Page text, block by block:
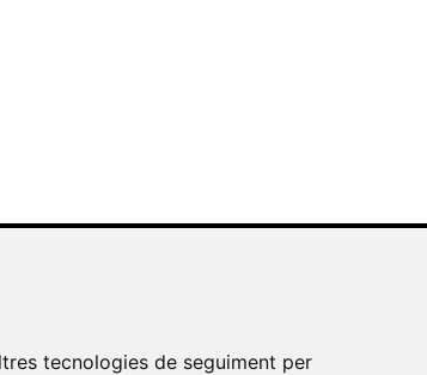
tecnologies de seguiment per